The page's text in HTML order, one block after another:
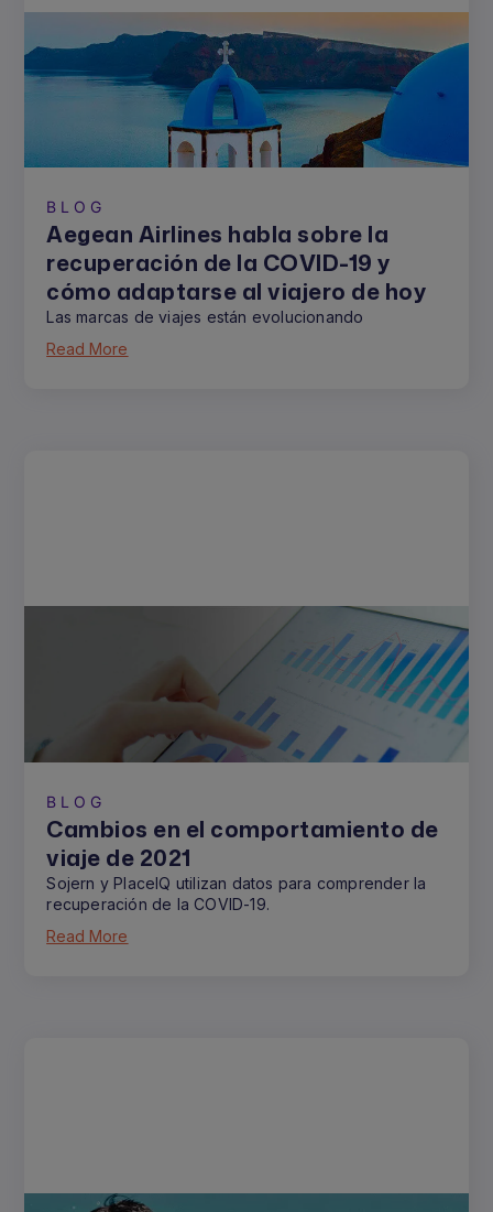
BLOG
Aegean Airlines habla sobre la
recuperación de la COVID-19 y
cómo adaptarse al viajero de hoy
Las marcas de viajes están evolucionando
Read More
BLOG
Cambios en el comportamiento de
viaje de 2021
Sojern y PlaceIQ utilizan datos para comprender la
recuperación de la COVID-19.
Read More